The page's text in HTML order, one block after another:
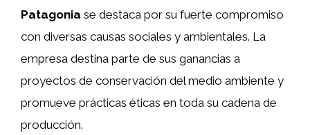
Patagonia se destaca por su fuerte compromiso
con diversas causas sociales y ambientales. La
empresa destina parte de sus ganancias a
proyectos de conservación del medio ambiente y
promueve prácticas éticas en toda su cadena de
producción.